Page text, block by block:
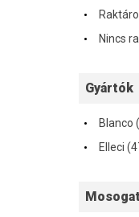
·
Nincs
·
Gyártók
Blanco
·
Elleci
·